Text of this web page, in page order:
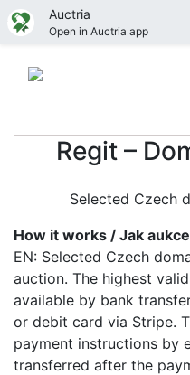
Auctria
Open in Auctria app
Regit –
Selected Czech
How it works / Jak
EN: Selected Czech
auction. The highest
available by bank
or debit card via Stripe.
payment instructions by
transferred after the